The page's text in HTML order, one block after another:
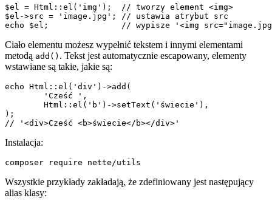
$el = Html::el('img');  // tworzy element <img>
$el->src = 'image.jpg'; // ustawia atrybut src
Ciało elementu możesz wypełnić tekstem i innymi elementami
metodą add() . Tekst jest automatycznie escapowany, elementy
wstawiane są takie, jakie są:
echo Html::el('div')->add(
);
Instalacja:
Wszystkie przykłady zakładają, że zdefiniowany jest następujący
alias klasy: